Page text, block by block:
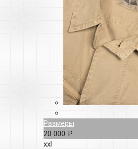
Размеры
20 000 ₽
xxl